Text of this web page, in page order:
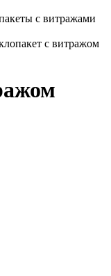
с витражами
с витражом